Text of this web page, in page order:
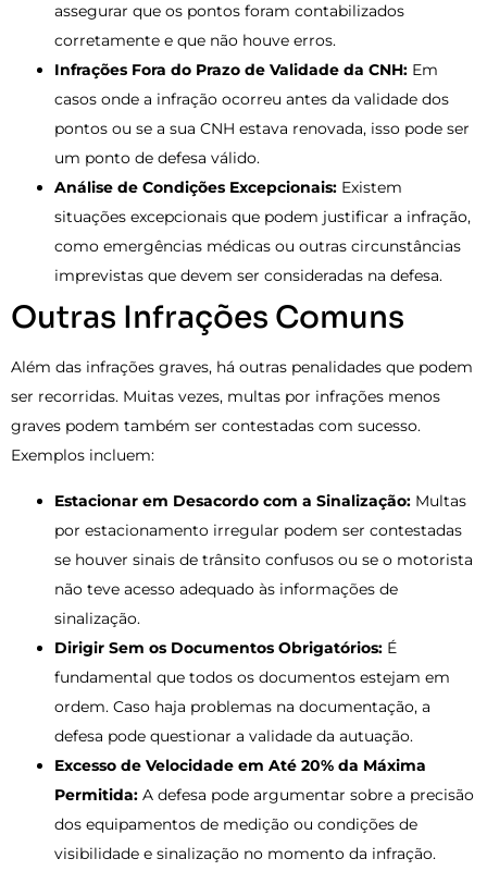
assegurar que os pontos foram contabilizados
corretamente e que não houve erros.
Infrações Fora do Prazo de Validade da CNH: Em
casos onde a infração ocorreu antes da validade dos
pontos ou se a sua CNH estava renovada, isso pode ser
um ponto de defesa válido.
Análise de Condições Excepcionais: Existem
situações excepcionais que podem justificar a infração,
como emergências médicas ou outras circunstâncias
imprevistas que devem ser consideradas na defesa.
Outras Infrações Comuns
Além das infrações graves, há outras penalidades que podem
ser recorridas. Muitas vezes, multas por infrações menos
graves podem também ser contestadas com sucesso.
Exemplos incluem:
Estacionar em Desacordo com a Sinalização: Multas
por estacionamento irregular podem ser contestadas
se houver sinais de trânsito confusos ou se o motorista
não teve acesso adequado às informações de
sinalização.
Dirigir Sem os Documentos Obrigatórios: É
fundamental que todos os documentos estejam em
ordem. Caso haja problemas na documentação, a
defesa pode questionar a validade da autuação.
Excesso de Velocidade em Até 20% da Máxima
Permitida: A defesa pode argumentar sobre a precisão
dos equipamentos de medição ou condições de
visibilidade e sinalização no momento da infração.